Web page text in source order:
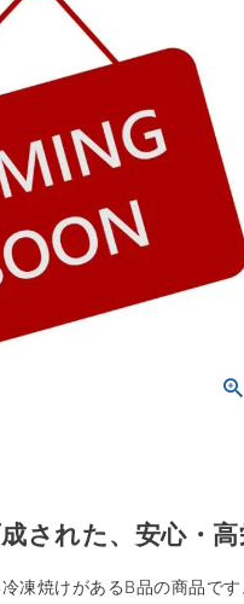
された、安心・
凍焼けがあるB品の商品で